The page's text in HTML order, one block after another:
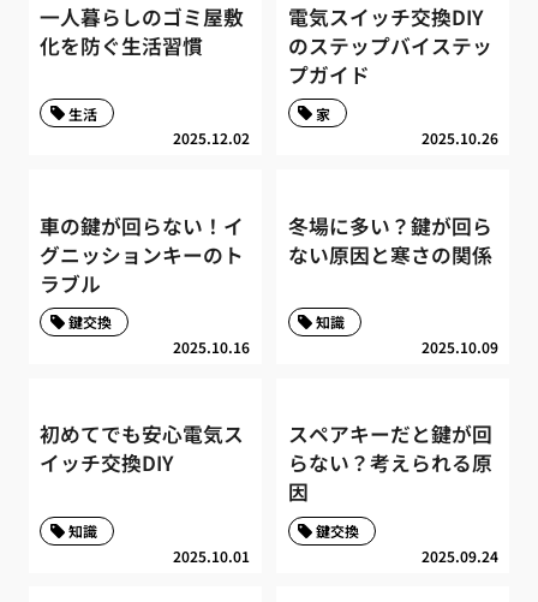
一人暮らしのゴミ屋敷
化を防ぐ生活習慣
2025.12.02
生活
電気スイッチ交換DIY
のステップバイステッ
プガイド
2025.10.26
家
車の鍵が回らない！イ
グニッションキーのト
ラブル
2025.10.16
鍵交換
冬場に多い？鍵が回ら
ない原因と寒さの関係
2025.10.09
知識
初めてでも安心電気ス
イッチ交換DIY
2025.10.01
知識
スペアキーだと鍵が回
らない？考えられる原
因
2025.09.24
鍵交換